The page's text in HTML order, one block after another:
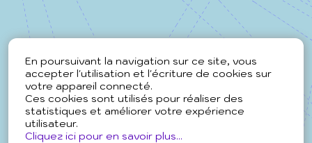
En poursuivant la navigation sur ce site, vous
accepter l'utilisation et l'écriture de cookies sur
votre appareil connecté.
Ces cookies sont utilisés pour réaliser des
statistiques et améliorer votre expérience
utilisateur.
Cliquez ici pour en savoir plus...